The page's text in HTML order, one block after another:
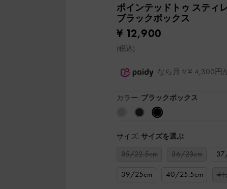
ポインテッドトゥ スティ
ブラックボックス
¥ 12,900
(税込)
なら月々¥ 4,300円
カラー: ブラックボックス
サイズ: サイズを選ぶ
35/22.5cm 36/23cm
39/25cm
40/25.5cm